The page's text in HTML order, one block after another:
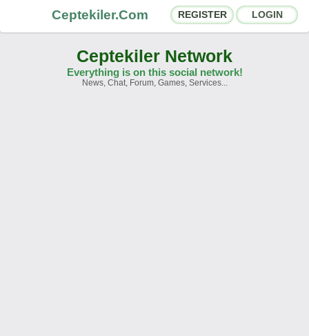
Ceptekiler.Com REGISTER LOGIN
Ceptekiler Network
Everything is on this social network!
News, Chat, Forum, Games, Services...